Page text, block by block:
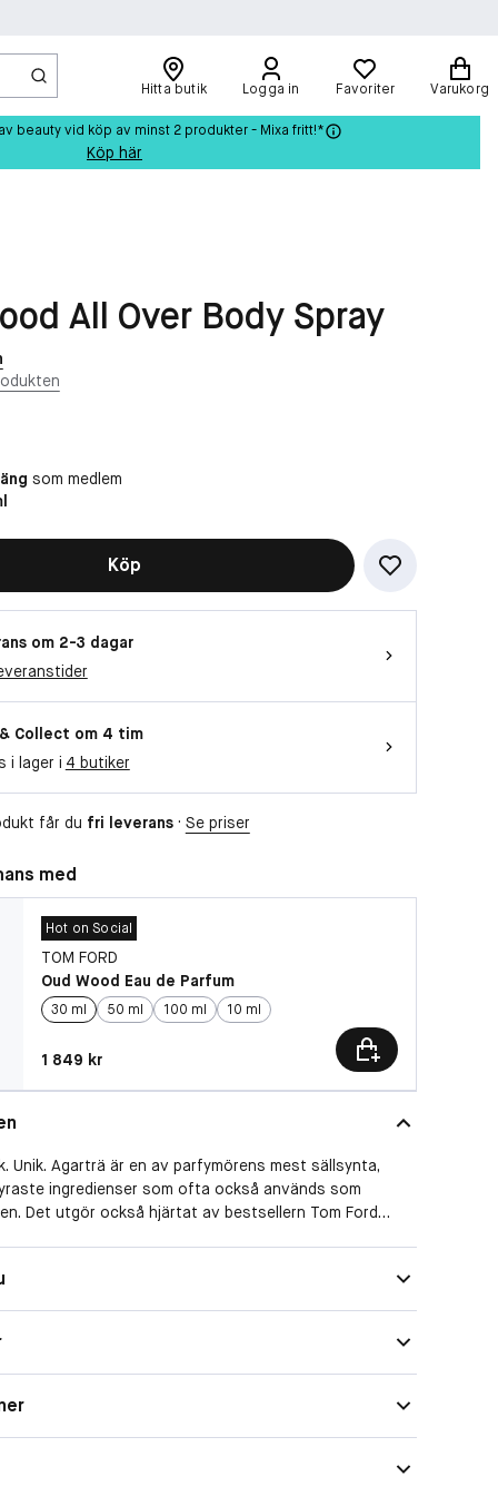
Hitta butik Logga in Favoriter Varukorg
beauty vid köp av minst 2 produkter - Mixa fritt!*
Köp här
All Over Body Spray
som medlem
Köp
om 2-3 dagar
Collect om 4 tim
i lager i 4 butiker
får du fri leverans· Se priser
med
Hot on Social
TOM FORD
Oud Wood Eau de Parfum
30 ml 50 ml 100 ml 10 ml
Pris: 1 849 kr
1 849 kr
Unik. Agarträ är en av parfymörens mest sällsynta,
ingredienser som ofta också används som
Det utgör också hjärtat av bestsellern Tom Ford
Tonkaböna och ambra ger doften värme och
underbart fräscha doften med sina härliga inslag av
Body Spray över hela kroppen. Undvik ansikte och
Sällsynt oudträ, sandelträ, kinesisk peppar, rosenträ,